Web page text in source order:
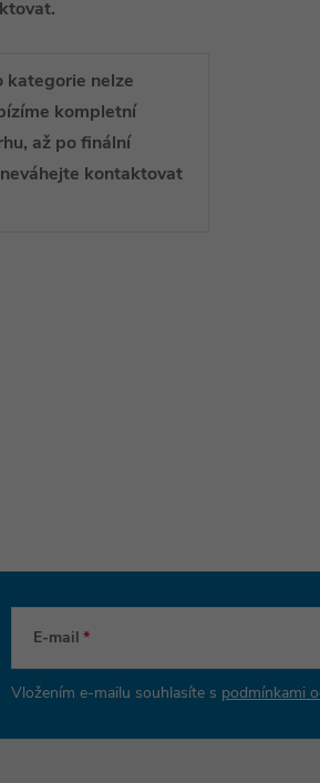
kategorie nelze
kompletní
až po finální
kontaktovat
E-mail
Vložením e-mailu souhlasíte s podmínkami